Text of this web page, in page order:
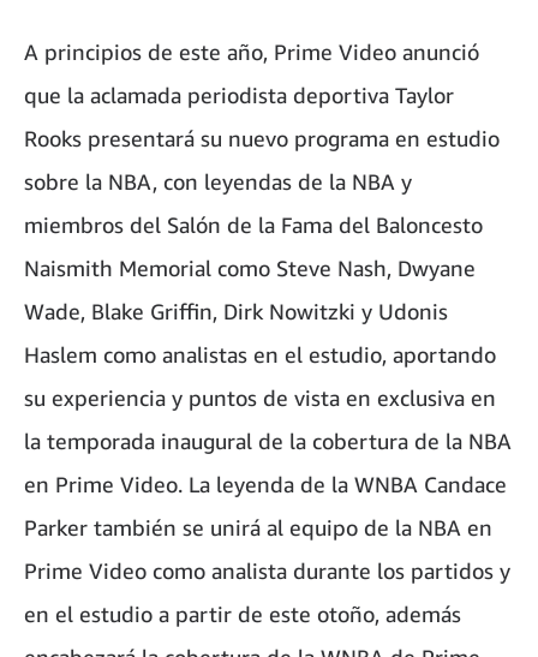
A principios de este año, Prime Video anunció
que la aclamada periodista deportiva Taylor
Rooks presentará su nuevo programa en estudio
sobre la NBA, con leyendas de la NBA y
miembros del Salón de la Fama del Baloncesto
Naismith Memorial como Steve Nash, Dwyane
Wade, Blake Griffin, Dirk Nowitzki y Udonis
Haslem como analistas en el estudio, aportando
su experiencia y puntos de vista en exclusiva en
la temporada inaugural de la cobertura de la NBA
en Prime Video. La leyenda de la WNBA Candace
Parker también se unirá al equipo de la NBA en
Prime Video como analista durante los partidos y
en el estudio a partir de este otoño, además